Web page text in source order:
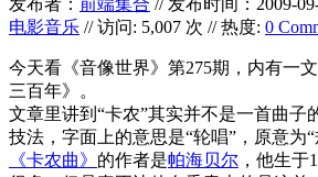
发布者： 前端集合 //发布时间：2009-
电影音乐 // 访问: 5,007 次 // 热度: 0
今天看《音像世界》第275期，内有一
三百年》。
文章里讲到“卡农”其实并不是一首曲子
技法，字面上的意思是“轮唱”，原意为“
《卡农曲》 的作者是帕海贝尔 ，他生于